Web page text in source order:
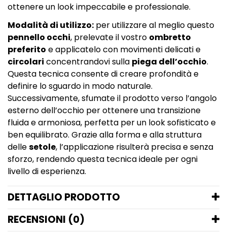
ottenere un look impeccabile e professionale.
Modalità di utilizzo: per utilizzare al meglio questo
pennello occhi, prelevate il vostro ombretto
preferito e applicatelo con movimenti delicati e
circolari concentrandovi sulla piega dell’occhio.
Questa tecnica consente di creare profondità e
definire lo sguardo in modo naturale.
Successivamente, sfumate il prodotto verso l’angolo
esterno dell’occhio per ottenere una transizione
fluida e armoniosa, perfetta per un look sofisticato e
ben equilibrato. Grazie alla forma e alla struttura
dellesetole, l’applicazione risulterà precisa e senza
sforzo, rendendo questa tecnica ideale per ogni
livello di esperienza.
DETTAGLIO PRODOTTO
RECENSIONI (0)